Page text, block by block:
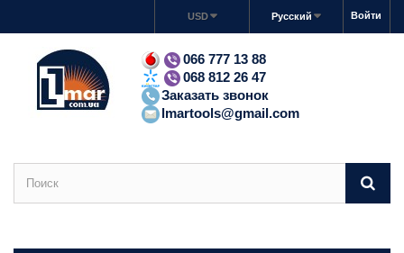
Войти
Русский
USD
066 777 13 88
068 812 26 47
Заказать звонок
lmartools@gmail.com